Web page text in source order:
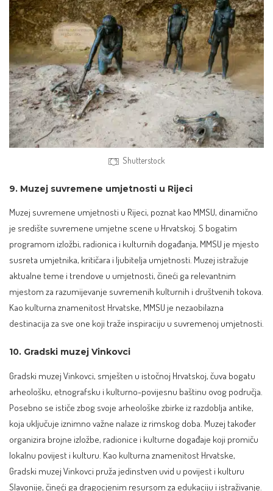
Shutterstock
9. Muzej suvremene umjetnosti u Rijeci
Muzej suvremene umjetnosti u Rijeci, poznat kao MMSU, dinamično
je središte suvremene umjetne scene u Hrvatskoj. S bogatim
programom izložbi, radionica i kulturnih događanja, MMSU je mjesto
susreta umjetnika, kritičara i ljubitelja umjetnosti. Muzej istražuje
aktualne teme i trendove u umjetnosti, čineći ga relevantnim
mjestom za razumijevanje suvremenih kulturnih i društvenih tokova.
Kao kulturna znamenitost Hrvatske, MMSU je nezaobilazna
destinacija za sve one koji traže inspiraciju u suvremenoj umjetnosti.
10. Gradski muzej Vinkovci
Gradski muzej Vinkovci, smješten u istočnoj Hrvatskoj, čuva bogatu
arheološku, etnografsku i kulturno-povijesnu baštinu ovog područja.
Posebno se ističe zbog svoje arheološke zbirke iz razdoblja antike,
koja uključuje iznimno važne nalaze iz rimskog doba. Muzej također
organizira brojne izložbe, radionice i kulturne događaje koji promiču
lokalnu povijest i kulturu. Kao kulturna znamenitost Hrvatske,
Gradski muzej Vinkovci pruža jedinstven uvid u povijest i kulturu
Slavonije, čineći ga dragocjenim resursom za edukaciju i istraživanje.